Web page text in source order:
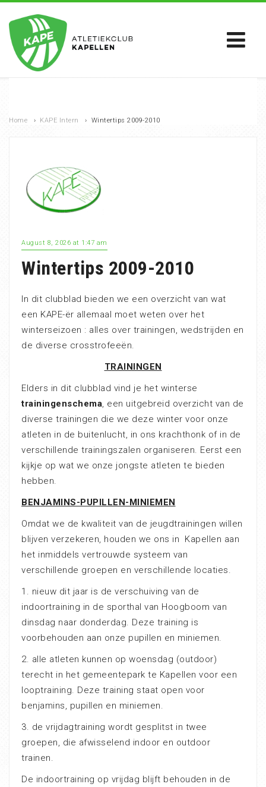
Home › KAPE Intern › Wintertips 2009-2010
August 8, 2026 at 1:47 am
Wintertips 2009-2010
In dit clubblad bieden we een overzicht van wat
een KAPE-ër allemaal moet weten over het
winterseizoen : alles over trainingen, wedstrijden en
de diverse crosstrofeeën.
TRAININGEN
Elders in dit clubblad vind je het winterse
trainingenschema, een uitgebreid overzicht van de
diverse trainingen die we deze winter voor onze
atleten in de buitenlucht, in ons krachthonk of in de
verschillende trainingszalen organiseren. Eerst een
kijkje op wat we onze jongste atleten te bieden
hebben.
BENJAMINS-PUPILLEN-MINIEMEN
Omdat we de kwaliteit van de jeugdtrainingen willen
blijven verzekeren, houden we ons in Kapellen aan
het inmiddels vertrouwde systeem van
verschillende groepen en verschillende locaties.
1. nieuw dit jaar is de verschuiving van de
indoortraining in de sporthal van Hoogboom van
dinsdag naar donderdag. Deze training is
voorbehouden aan onze pupillen en miniemen.
2. alle atleten kunnen op woensdag (outdoor)
terecht in het gemeentepark te Kapellen voor een
looptraining. Deze training staat open voor
benjamins, pupillen en miniemen.
3. de vrijdagtraining wordt gesplitst in twee
groepen, die afwisselend indoor en outdoor
trainen.
De indoortraining op vrijdag blijft behouden in de